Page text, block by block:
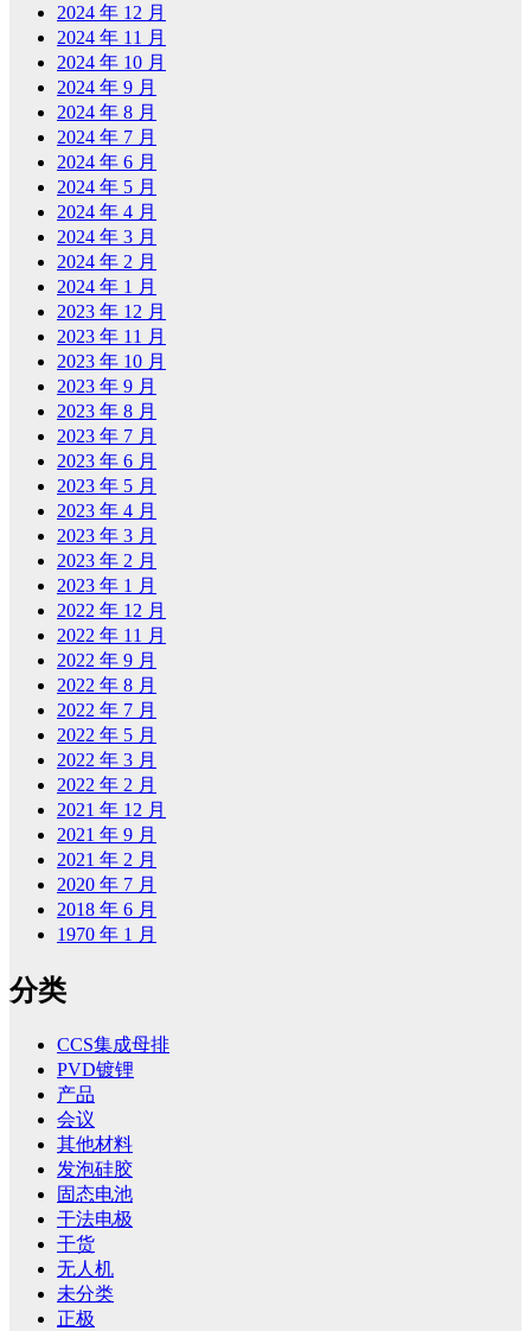
2024 年 12 月
2024 年 11 月
2024 年 10 月
2024 年 9 月
2024 年 8 月
2024 年 7 月
2024 年 6 月
2024 年 5 月
2024 年 4 月
2024 年 3 月
2024 年 2 月
2024 年 1 月
2023 年 12 月
2023 年 11 月
2023 年 10 月
2023 年 9 月
2023 年 8 月
2023 年 7 月
2023 年 6 月
2023 年 5 月
2023 年 4 月
2023 年 3 月
2023 年 2 月
2023 年 1 月
2022 年 12 月
2022 年 11 月
2022 年 9 月
2022 年 8 月
2022 年 7 月
2022 年 5 月
2022 年 3 月
2022 年 2 月
2021 年 12 月
2021 年 9 月
2021 年 2 月
2020 年 7 月
2018 年 6 月
1970 年 1 月
分类
CCS集成母排
PVD镀锂
产品
会议
其他材料
发泡硅胶
固态电池
干法电极
干货
无人机
未分类
正极